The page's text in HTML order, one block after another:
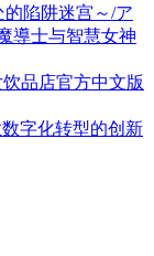
陷阱迷宫～/ア
導士与智慧女神
品店官方中文版
字化转型的创新